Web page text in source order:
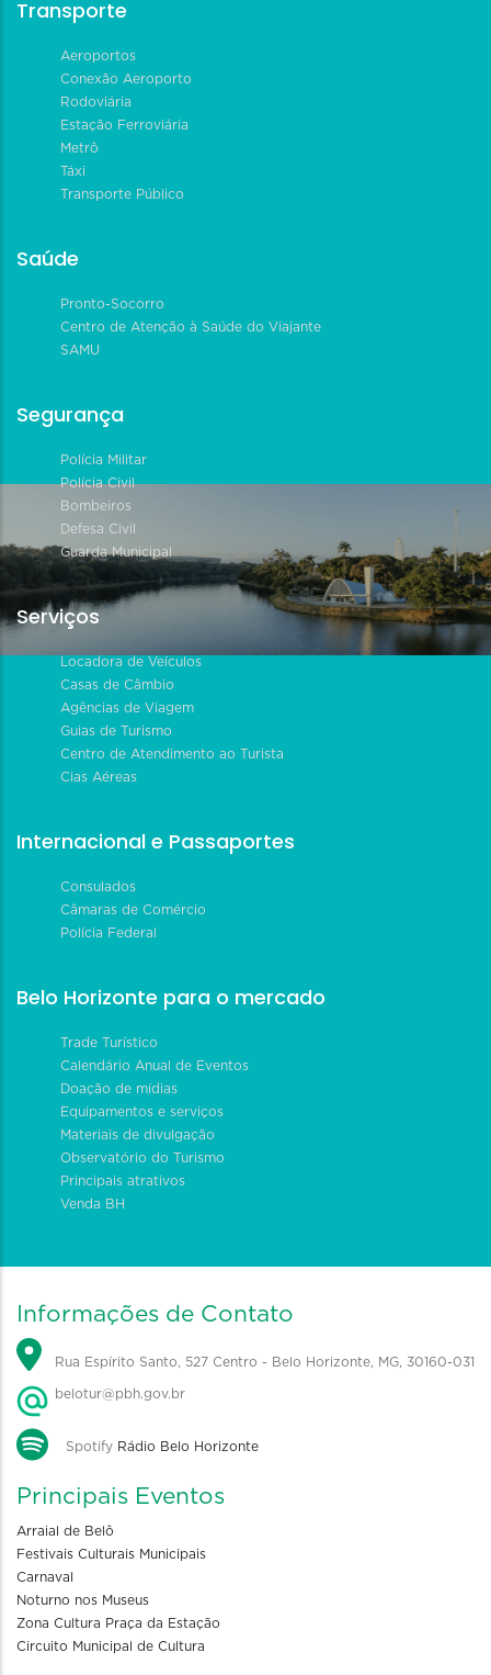
Transporte
Aeroportos
Conexão Aeroporto
Rodoviária
Estação Ferroviária
Metrô
Táxi
Transporte Público
Saúde
Pronto-Socorro
Centro de Atenção à Saúde do Viajante
SAMU
Segurança
Polícia Militar
Polícia Civil
Bombeiros
Defesa Civil
Guarda Municipal
Serviços
Locadora de Veículos
Casas de Câmbio
Agências de Viagem
Guias de Turismo
Centro de Atendimento ao Turista
Cias Aéreas
Internacional e Passaportes
Consulados
Câmaras de Comércio
Polícia Federal
Belo Horizonte para o mercado
Trade Turístico
Calendário Anual de Eventos
Doação de mídias
Equipamentos e serviços
Materiais de divulgação
Observatório do Turismo
Principais atrativos
Venda BH
Informações de Contato
Rua Espírito Santo, 527 Centro - Belo Horizonte, MG, 30160-031
belotur@pbh.gov.br
Spotify Rádio Belo Horizonte
Principais Eventos
Arraial de Belô
Festivais Culturais Municipais
Carnaval
Noturno nos Museus
Zona Cultura Praça da Estação
Circuito Municipal de Cultura